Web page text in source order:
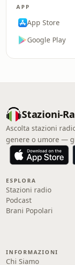
APP
App Store
Google Play
Stazioni-
Ascolta stazioni
genere o umore —
ESPLORA
Stazioni radio
Podcast
Brani Popolari
INFORMAZIONI
Chi Siamo